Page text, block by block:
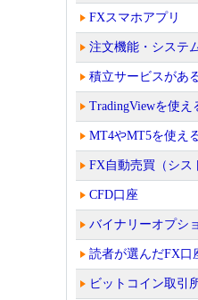
FXスマホアプリ
注文機能・システ
積立サービスがあ
TradingViewを使え
MT4やMT5を使え
FX自動売買（シス
CFD口座
バイナリーオプシ
読者が選んだFX口
ビットコイン取引